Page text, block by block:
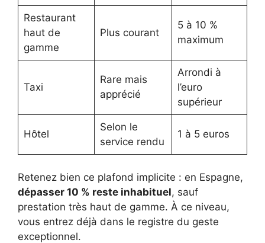
Restaurant
haut de
gamme
Plus courant
5 à 10 %
maximum
Taxi
Rare mais
apprécié
Arrondi à
l’euro
supérieur
Hôtel
Selon le
service rendu
1 à 5 euros
Retenez bien ce plafond implicite : en Espagne,
dépasser 10 % reste inhabituel, sauf
prestation très haut de gamme. À ce niveau,
vous entrez déjà dans le registre du geste
exceptionnel.